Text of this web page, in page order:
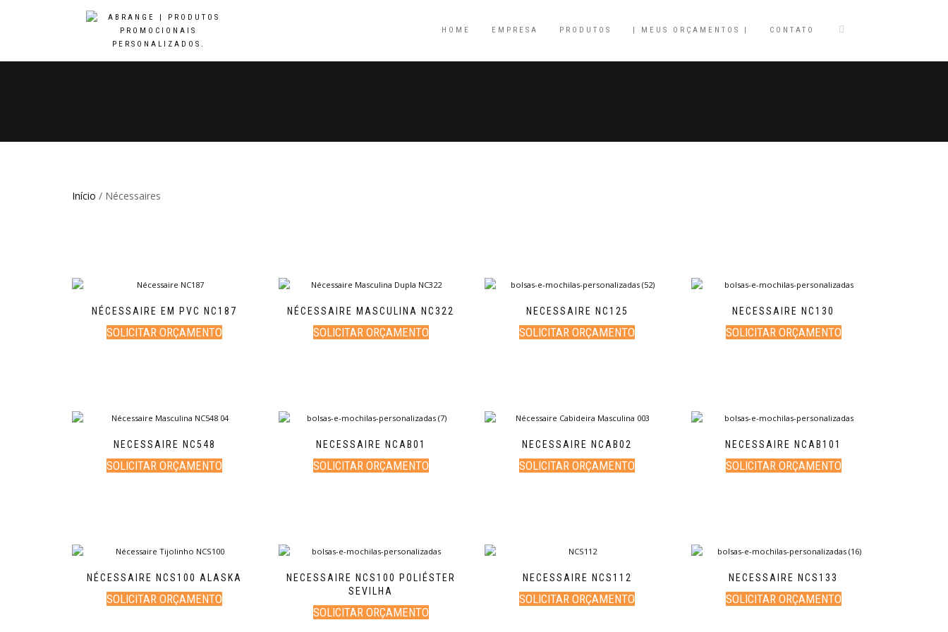
HOME EMPRESA PRODUTOS | MEUS ORÇAMENTOS | CONTATO
Início / Nécessaires
NÉCESSAIRE EM PVC NC187
SOLICITAR ORÇAMENTO
NÉCESSAIRE MASCULINA NC322
SOLICITAR ORÇAMENTO
NECESSAIRE NC125
SOLICITAR ORÇAMENTO
NECESSAIRE NC130
SOLICITAR ORÇAMENTO
NECESSAIRE NC548
SOLICITAR ORÇAMENTO
NECESSAIRE NCAB01
SOLICITAR ORÇAMENTO
NECESSAIRE NCAB02
SOLICITAR ORÇAMENTO
NECESSAIRE NCAB101
SOLICITAR ORÇAMENTO
NÉCESSAIRE NCS100 ALASKA
SOLICITAR ORÇAMENTO
NECESSAIRE NCS100 POLIÉSTER
SEVILHA
SOLICITAR ORÇAMENTO
NECESSAIRE NCS112
SOLICITAR ORÇAMENTO
NECESSAIRE NCS133
SOLICITAR ORÇAMENTO